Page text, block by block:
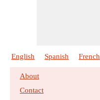
English Spanish French
About
Contact